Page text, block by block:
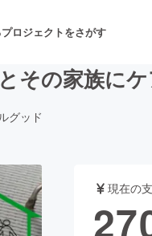
プロジェクトをさがす
舞台・パフォーマンス
の家族にケ
グッド
現在の